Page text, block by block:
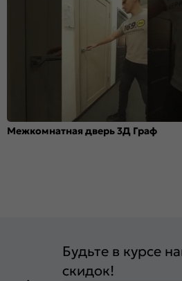
Межкомнатная дверь 3Д Граф
Будьте в курсе
скидок!